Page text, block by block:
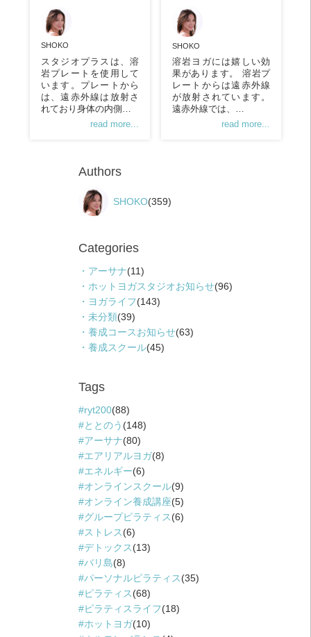
SHOKO
スタジオプラスは、溶
岩プレートを使用して
います。プレートから
は、遠赤外線は放射さ
れており身体の内側…
read more...
SHOKO
溶岩ヨガには嬉しい効
果があります。 溶岩プ
レートからは遠赤外線
が放射されています。
遠赤外線では、…
read more...
Authors
SHOKO(359)
Categories
アーサナ(11)
ホットヨガスタジオお知らせ(96)
ヨガライフ(143)
未分類(39)
養成コースお知らせ(63)
養成スクール(45)
Tags
ryt200(88)
ととのう (148)
アーサナ(80)
エアリアルヨガ(8)
エネルギー(6)
オンラインスクール(9)
オンライン養成講座(5)
グループピラティス(6)
ストレス(6)
デトックス(13)
バリ島(8)
パーソナルピラティス(35)
ピラティス(68)
ピラティスライフ(18)
ホットヨガ(10)